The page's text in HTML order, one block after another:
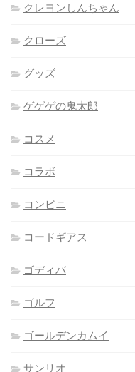
クレヨンしんちゃん
クローズ
グッズ
ゲゲゲの鬼太郎
コスメ
コラボ
コンビニ
コードギアス
ゴディバ
ゴルフ
ゴールデンカムイ
サンリオ